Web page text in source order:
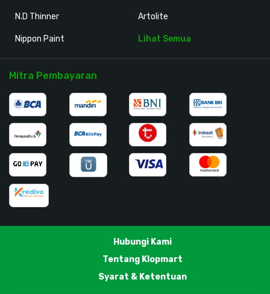
N.D Thinner
Nippon Paint
Artolite
Lihat Semua
Mitra Pembayaran
Hubungi Kami
Tentang Klopmart
Syarat & Ketentuan